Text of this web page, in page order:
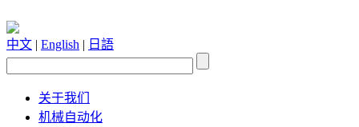
中文 | English | 日語
关于我们
机械自动化